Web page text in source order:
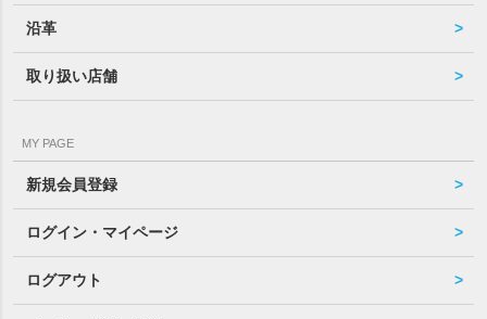
沿革
取り扱い店舗
MY PAGE
新規会員登録
ログイン・マイページ
ログアウト